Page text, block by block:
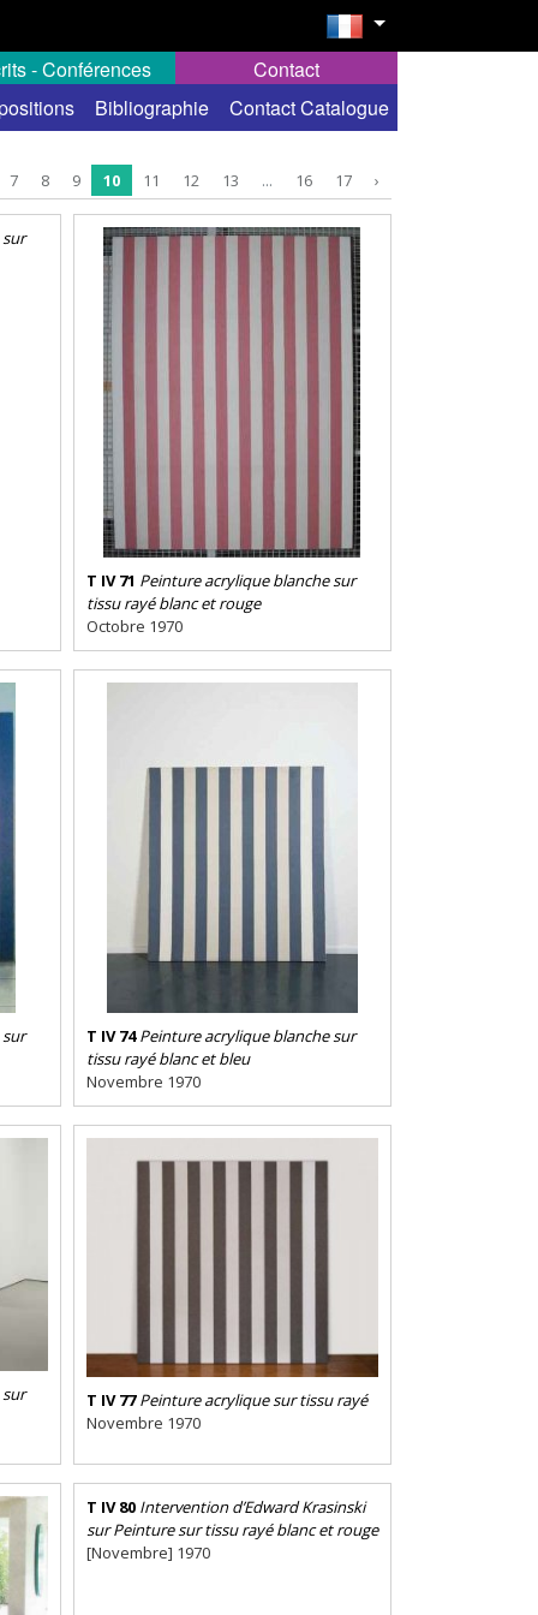
Bibliographie Contact Catalogue
- Conférences Contact
7 8 9 10 11 12 13 ... 16 17 ›
T IV 71 Peinture acrylique blanche sur
tissu rayé blanc et rouge
Octobre 1970
T IV 74 Peinture acrylique blanche sur
tissu rayé blanc et bleu
Novembre 1970
T IV 77 Peinture acrylique sur tissu rayé
Novembre 1970
T IV 80 Intervention d’Edward Krasinski
sur Peinture sur tissu rayé blanc et rouge
[Novembre] 1970